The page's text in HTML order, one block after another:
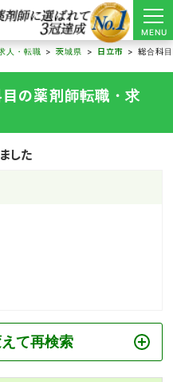
MENU
人・転職 茨城県 日立市 総合科目
目の薬剤師転職・求
した
て再検索